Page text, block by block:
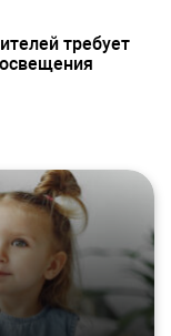
требует